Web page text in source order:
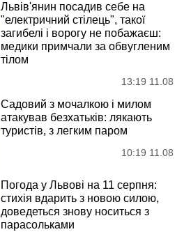
Львів'янин посадив себе на
"електричний стілець", такої
загибелі і ворогу не побажаєш:
медики примчали за обвугленим
тілом
13:19 11.08
Садовий з мочалкою і милом
атакував безхатьків: лякають
туристів, з легким паром
10:19 11.08
Погода у Львові на 11 серпня:
стихія вдарить з новою силою,
доведеться знову носиться з
парасольками